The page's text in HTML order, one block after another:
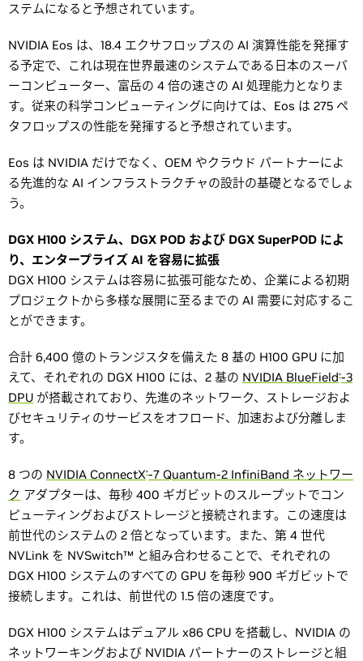
ステムになると予想されています。
NVIDIA Eos は、18.4 エクサフロップスの AI 演算性能を発揮す
る予定で、これは現在世界最速のシステムである日本のスーパ
ーコンピューター、富岳の 4 倍の速さの AI 処理能力となりま
す。従来の科学コンピューティングに向けては、Eos は 275 ペ
タフロップスの性能を発揮すると予想されています。
Eos は NVIDIA だけでなく、OEM やクラウド パートナーによ
る先進的な AI インフラストラクチャの設計の基礎となるでしょ
う。
DGX H100 システム、DGX POD および DGX SuperPOD によ
り、エンタープライズ AI を容易に拡張
DGX H100 システムは容易に拡張可能なため、企業による初期
プロジェクトから多様な展開に至るまでの AI 需要に対応するこ
とができます。
合計 6,400 億のトランジスタを備えた 8 基の H100 GPU に加
えて、それぞれの DGX H100 には、2 基の NVIDIA BlueField®-3
DPU が搭載されており、先進のネットワーク、ストレージおよ
びセキュリティのサービスをオフロード、加速および分離しま
す。
8 つの NVIDIA ConnectX®-7 Quantum-2 InfiniBand ネットワー
ク アダプターは、毎秒 400 ギガビットのスループットでコン
ピューティングおよびストレージと接続されます。この速度は
前世代のシステムの 2 倍となっています。また、第 4 世代
NVLink を NVSwitch™ と組み合わせることで、それぞれの
DGX H100 システムのすべての GPU を毎秒 900 ギガビットで
接続します。これは、前世代の 1.5 倍の速度です。
DGX H100 システムはデュアル x86 CPU を搭載し、NVIDIA の
ネットワーキングおよび NVIDIA パートナーのストレージと組